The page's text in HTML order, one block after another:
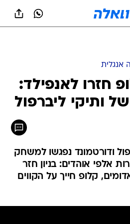
חזרו לאנפילד:
ותיקי ליברפול
ודורטמונד נפגשו למשחק
אלפי אוהדים: בניון חזר
קלופ חייך על הקווים